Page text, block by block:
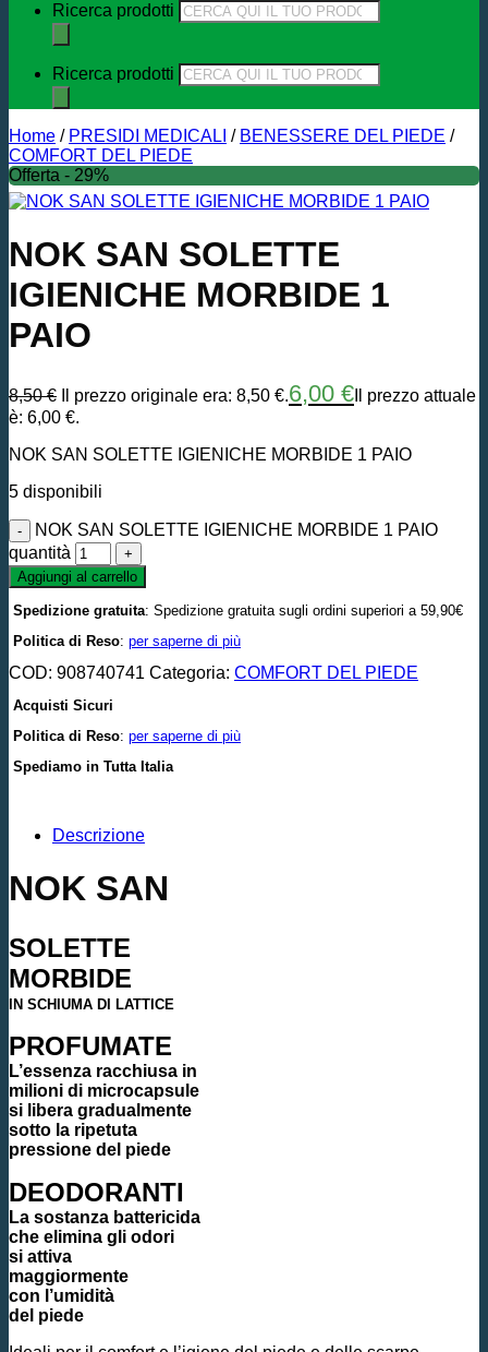
Ricerca prodotti
Ricerca prodotti
Home / PRESIDI MEDICALI / BENESSERE DEL PIEDE /
COMFORT DEL PIEDE
Offerta - 29%
NOK SAN SOLETTE
IGIENICHE MORBIDE 1
PAIO
8,50€ Il prezzo originale era: 8,50 €.6,00 € Il prezzo attuale
è: 6,00 €.
NOK SAN SOLETTE IGIENICHE MORBIDE 1 PAIO
5 disponibili
NOK SAN SOLETTE IGIENICHE MORBIDE 1 PAIO
quantità
Aggiungi al carrello
Spedizione gratuita: Spedizione gratuita sugli ordini superiori a 59,90€
Politica di Reso: per saperne di più
COD: 908740741 Categoria: COMFORT DEL PIEDE
Acquisti Sicuri
Politica di Reso: per saperne di più
Spediamo in Tutta Italia
Descrizione
NOK SAN
SOLETTE
MORBIDE
IN SCHIUMA DI LATTICE
PROFUMATE
L’essenza racchiusa in
milioni di microcapsule
si libera gradualmente
sotto la ripetuta
pressione del piede
DEODORANTI
La sostanza battericida
che elimina gli odori
si attiva
maggiormente
con l’umidità
del piede